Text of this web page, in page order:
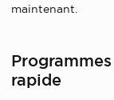
maintenant.
rapide